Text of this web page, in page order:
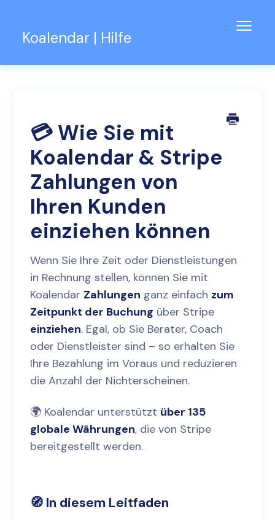
Koalendar | Hilfe
Kontakt
💳 Wie Sie mit
Koalendar & Stripe
Zahlungen von
Ihren Kunden
einziehen können
Wenn Sie Ihre Zeit oder Dienstleistungen
in Rechnung stellen, können Sie mit
Koalendar Zahlungen ganz einfach zum
Zeitpunkt der Buchung über Stripe
einziehen. Egal, ob Sie Berater, Coach
oder Dienstleister sind – so erhalten Sie
Ihre Bezahlung im Voraus und reduzieren
die Anzahl der Nichterscheinen.
🌍 Koalendar unterstützt über 135
globale Währungen, die von Stripe
bereitgestellt werden.
🧭 In diesem Leitfaden